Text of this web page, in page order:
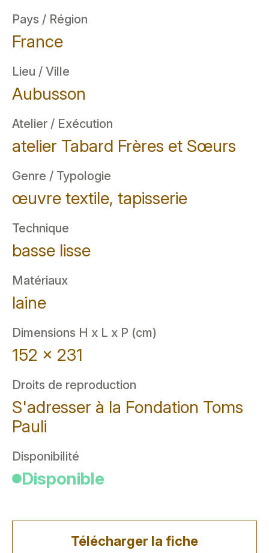
Pays / Région
France
Lieu / Ville
Aubusson
Atelier / Exécution
atelier Tabard Frères et Sœurs
Genre / Typologie
œuvre textile, tapisserie
Technique
basse lisse
Matériaux
laine
Dimensions H x L x P (cm)
152 x 231
Droits de reproduction
S'adresser à la Fondation Toms
Pauli
Disponibilité
Disponible
Télécharger la fiche